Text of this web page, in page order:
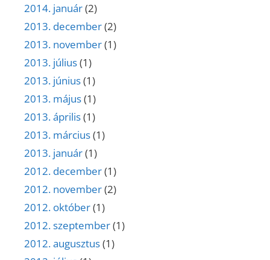
2014. január(2)
2013. december(2)
2013. november(1)
2013. július(1)
2013. június(1)
2013. május(1)
2013. április(1)
2013. március(1)
2013. január(1)
2012. december(1)
2012. november(2)
2012. október(1)
2012. szeptember(1)
2012. augusztus(1)